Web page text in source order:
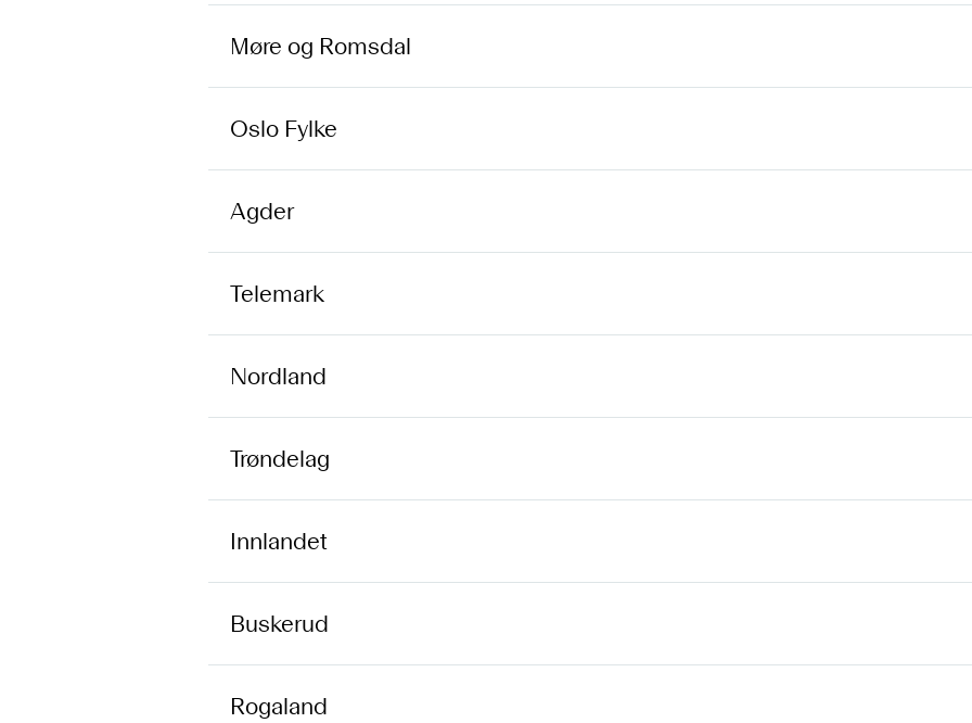
Møre og Romsdal
Oslo Fylke
Agder
Telemark
Nordland
Trøndelag
Innlandet
Buskerud
Rogaland